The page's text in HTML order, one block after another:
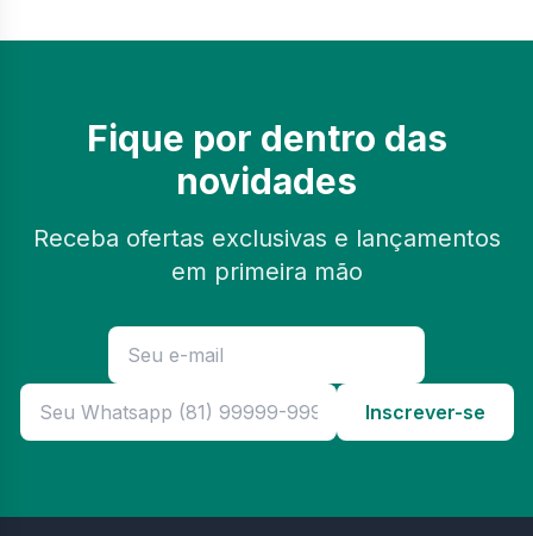
Fique por dentro das
novidades
Receba ofertas exclusivas e lançamentos
em primeira mão
Inscrever-se